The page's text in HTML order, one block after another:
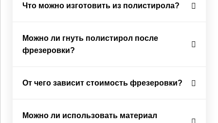
Что можно изготовить из полистирола?
Можно ли гнуть полистирол после
фрезеровки?
От чего зависит стоимость фрезеровки?
Можно ли использовать материал